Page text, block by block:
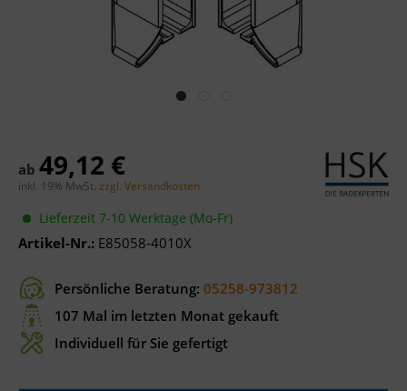
ab 49,12 €
inkl. 19% MwSt. zzgl. Versandkosten
Lieferzeit 7-10 Werktage (Mo-Fr)
Artikel-Nr.: E85058-4010X
Persönliche Beratung: 05258-973812
107 Mal im letzten Monat gekauft
Individuell für Sie gefertigt